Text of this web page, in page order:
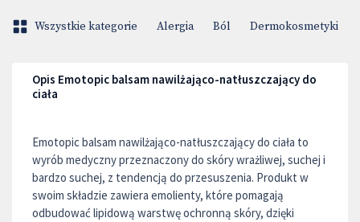
Wszystkie kategorie Alergia Ból Dermokosmetyki
Opis Emotopic balsam nawilżająco-natłuszczający do
ciała
Emotopic balsam nawilżająco-natłuszczający do ciała to
wyrób medyczny przeznaczony do skóry wrażliwej, suchej i
bardzo suchej, z tendencją do przesuszenia. Produkt w
swoim składzie zawiera emolienty, które pomagają
odbudować lipidową warstwę ochronną skóry, dzięki